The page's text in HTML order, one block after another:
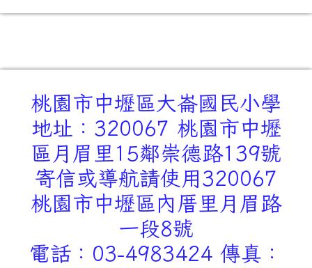
桃園市中壢區大崙國民小學
地址：320067 桃園市中壢
區月眉里15鄰崇德路139號
寄信或導航請使用320067
桃園市中壢區內厝里月眉路
一段8號
電話：03-4983424 傳真：